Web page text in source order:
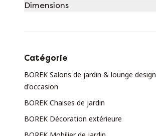
Dimensions
Catégorie
BOREK Salons de jardin & lounge design
d'occasion
BOREK Chaises de jardin
BOREK Décoration extérieure